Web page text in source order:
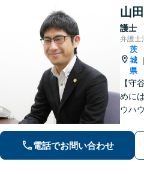
山
護士
弁護士
茨
城
県
|
【守
めに
ウハ
す。
その
電話でお問い合わせ